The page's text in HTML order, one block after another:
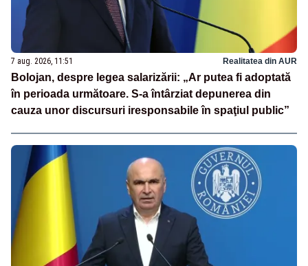
7 aug. 2026, 11:51 Realitatea din AUR
Bolojan, despre legea salarizării: „Ar putea fi adoptată
în perioada următoare. S-a întârziat depunerea din
cauza unor discursuri iresponsabile în spaţiul public”